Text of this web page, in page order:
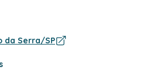
da Serra/SP